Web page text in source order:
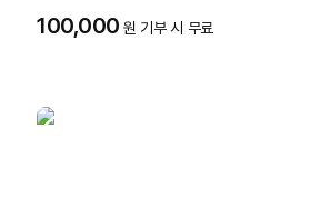
100,000 원 기부 시 무료